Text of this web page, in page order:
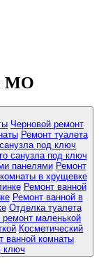
МО
Черновой ремонт
Ремонт туалета
под ключ
санузла под ключ
панелями Ремонт
в хрущевке
Ремонт ванной
Ремонт ванной в
Отделка туалета
маленькой
Косметический
ванной комнаты
ключ